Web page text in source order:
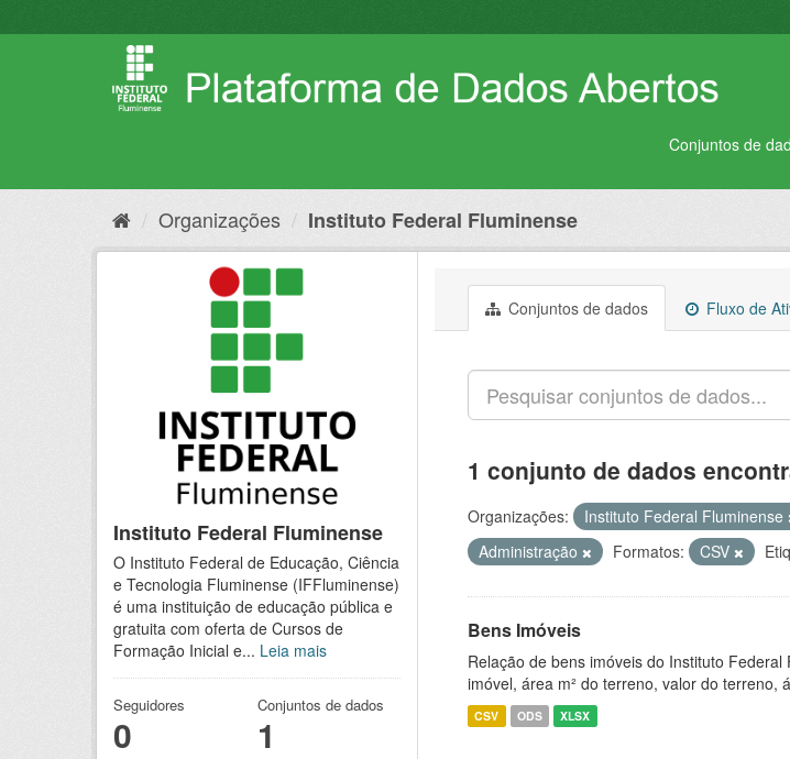
para
Conjuntos de
Organizações Instituto Federal Fluminense
Instituto Federal Fluminense
O Instituto Federal de Educação, Ciência
e Tecnologia Fluminense (IFFluminense)
é uma instituição de educação pública e
gratuita com oferta de Cursos de
Formação Inicial e... Leia mais
Seguidores
0
Conjuntos de dados
1
Conjuntos de dados Fluxo de
1 conjunto de dados
Organizações: Instituto Federal Fluminense
Administração
Formatos: CSV
Bens Imóveis
Relação de bens imóveis do Instituto
imóvel, área m² do terreno, valor do terreno,
CSV ODS XLSX